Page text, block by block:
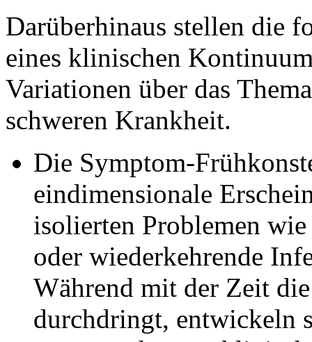
Darüberhinaus stellen die
eines klinischen
Variationen über das
schweren Krankheit.
Die Symptom-
eindimensionale
isolierten Problemen
oder wiederkehrende
Während mit der Zeit
durchdringt, entwickeln